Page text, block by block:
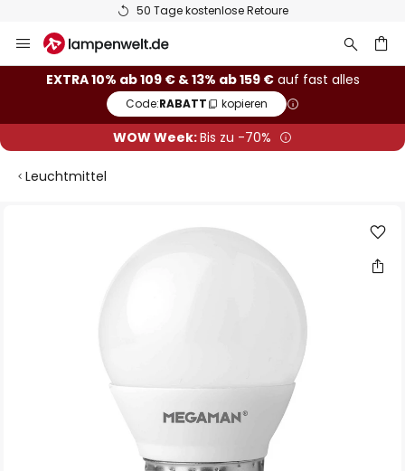
50 Tage kostenlose Retoure
Inhalt
springen
EXTRA 10% ab 109 € & 13% ab 159 €auf fast alles
Code:RABATT kopieren
WOW Week:Bis zu -70%
Leuchtmittel